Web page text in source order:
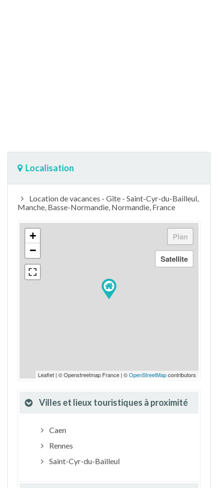
Localisation
Location de vacances - Gîte - Saint-Cyr-du-Bailleul,
Manche, Basse-Normandie, Normandie, France
+
−
Leaflet | © Openstreetmap France | ©OpenStreetMapcontributors
Villes et lieux touristiques à proximité
Caen
Rennes
Saint-Cyr-du-Bailleul